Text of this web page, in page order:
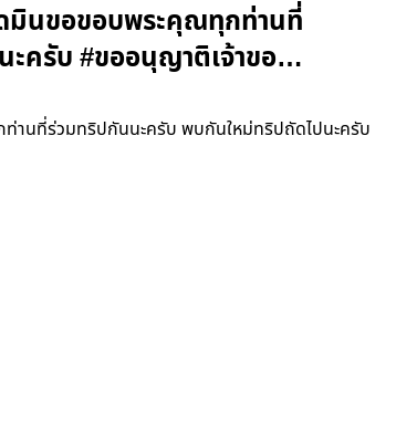
มินขอขอบพระคุณทุกท่านที่
ะครับ #ขออนุญาติเจ้าขอ…
านที่ร่วมทริปกันนะครับ พบกันใหม่ทริปถัดไปนะครับ